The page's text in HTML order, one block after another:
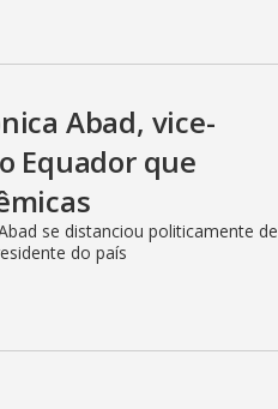
Abad, vice-
Equador que
se distanciou politicamente de
do país